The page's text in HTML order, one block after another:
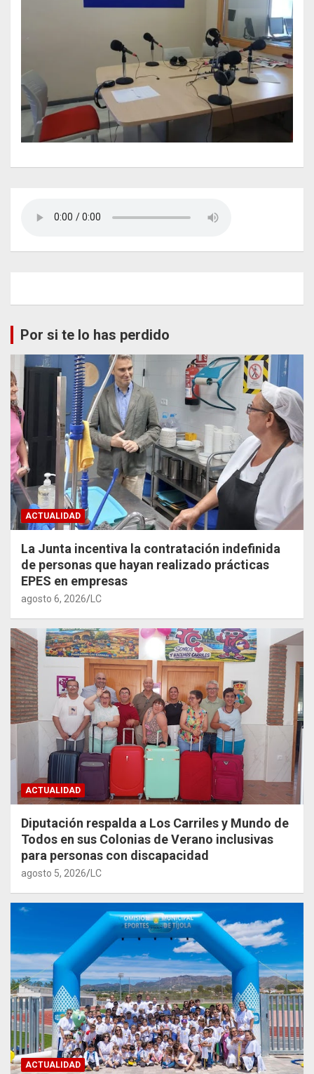
Por si te lo has perdido
ACTUALIDAD
La Junta incentiva la contratación indefinida
de personas que hayan realizado prácticas
EPES en empresas
agosto 6, 2026 LC
ACTUALIDAD
Diputación respalda a Los Carriles y Mundo de
Todos en sus Colonias de Verano inclusivas
para personas con discapacidad
agosto 5, 2026 LC
ACTUALIDAD